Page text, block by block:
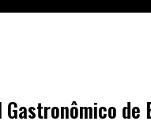
de